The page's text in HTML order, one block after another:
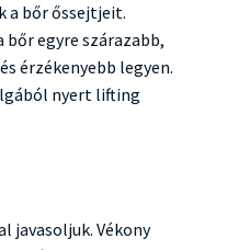
a bőr őssejtjeit.
bőr egyre szárazabb,
érzékenyebb legyen.
nyert lifting
javasoljuk. Vékony